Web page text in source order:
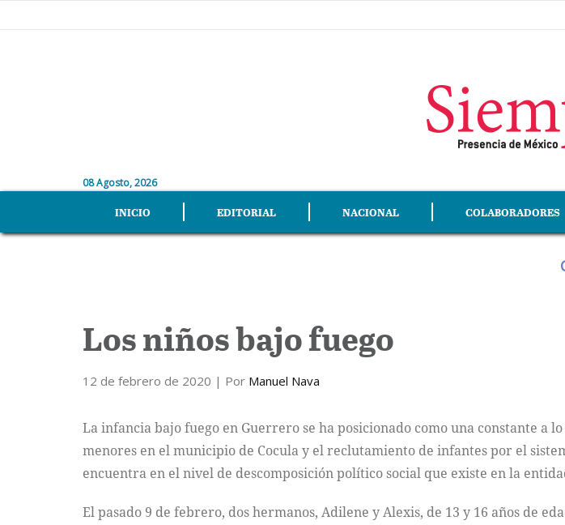
08 Agosto, 2026
INICIO EDITORIAL NACIONAL COLABORADORES
Los niños bajo fuego
12 de febrero de 2020 | Por Manuel Nava
La infancia bajo fuego en Guerrero se ha posicionado como una constante a
menores en el municipio de Cocula y el reclutamiento de infantes por el
encuentra en el nivel de descomposición político social que existe en la
El pasado 9 de febrero, dos hermanos, Adilene y Alexis, de 13 y 16 años de